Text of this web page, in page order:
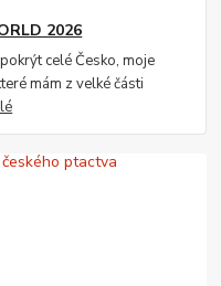
2026
celé Česko, moje
mám z velké části